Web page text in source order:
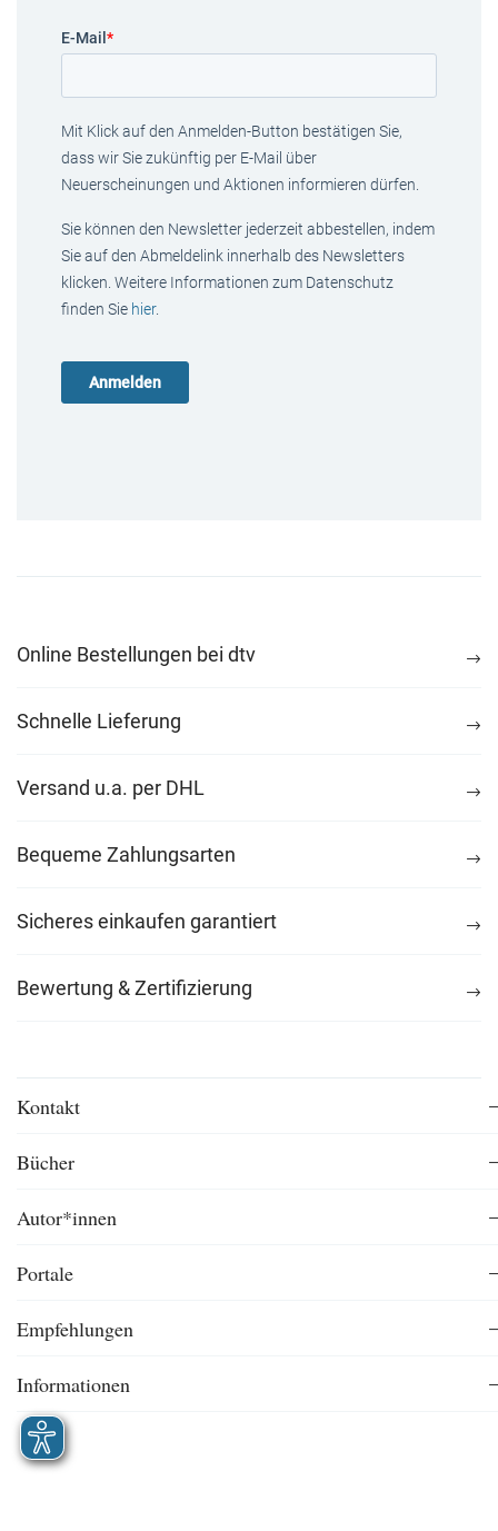
E-Mail *
Mit Klick auf den Anmelden-Button bestätigen Sie,
dass wir Sie zukünftig per E-Mail über
Neuerscheinungen und Aktionen informieren dürfen.
Sie können den Newsletter jederzeit abbestellen, indem
Sie auf den Abmeldelink innerhalb des Newsletters
klicken. Weitere Informationen zum Datenschutz
finden Sie hier.
Online Bestellungen bei dtv
Schnelle Lieferung
Versand u.a. per DHL
Bequeme Zahlungsarten
Sicheres einkaufen garantiert
Bewertung & Zertifizierung
Kontakt
Bücher
Autor*innen
Portale
Empfehlungen
Informationen